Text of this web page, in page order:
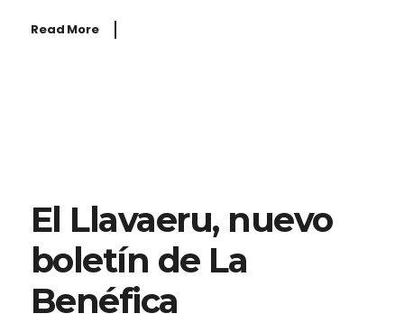
Read More
El Llavaeru, nuevo
boletín de La
Benéfica